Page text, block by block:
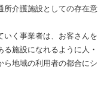
所介護施設としての存在意
いく事業者は、お客さんを
施設になれるように人・
ら地域の利用者の都合にシ